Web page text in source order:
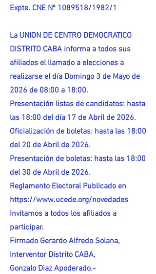
Expte. CNE Nº 1089518/1982/1
La UNION DE CENTRO DEMOCRATICO
DISTRITO CABA informa a todos sus
afiliados el llamado a elecciones a
realizarse el día Domingo 3 de Mayo de
2026 de 08:00 a 18:00.
Presentación listas de candidatos: hasta
las 18:00 del día 17 de Abril de 2026.
Oficialización de boletas: hasta las 18:00
del 20 de Abril de 2026.
Presentación de boletas: hasta las 18:00
del 30 de Abril de 2026.
Reglamento Electoral Publicado en
https://www.ucede.org/novedades
Invitamos a todos los afiliados a
participar.
Firmado Gerardo Alfredo Solana,
Interventor Distrito CABA,
Gonzalo Diaz Apoderado.-